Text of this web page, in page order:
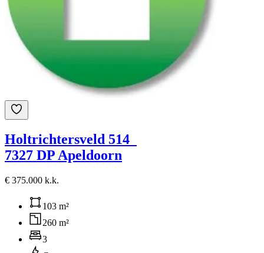
Holtrichtersveld 514
7327 DP Apeldoorn
€ 375.000 k.k.
103 m²
260 m²
3